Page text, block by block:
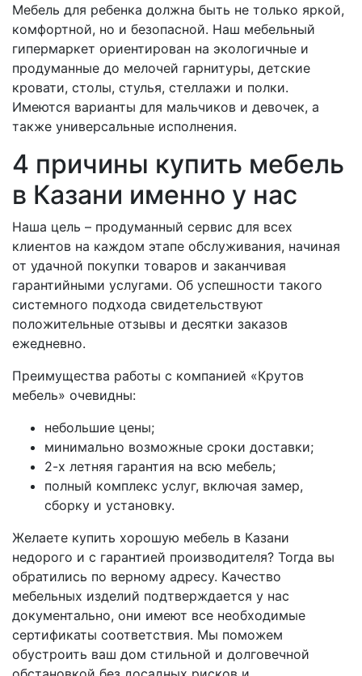
Мебель для ребенка должна быть не только яркой,
комфортной, но и безопасной. Наш мебельный
гипермаркет ориентирован на экологичные и
продуманные до мелочей гарнитуры, детские
кровати, столы, стулья, стеллажи и полки.
Имеются варианты для мальчиков и девочек, а
также универсальные исполнения.
4 причины купить мебель
в Казани именно у нас
Наша цель – продуманный сервис для всех
клиентов на каждом этапе обслуживания, начиная
от удачной покупки товаров и заканчивая
гарантийными услугами. Об успешности такого
системного подхода свидетельствуют
положительные отзывы и десятки заказов
ежедневно.
Преимущества работы с компанией «Крутов
мебель» очевидны:
небольшие цены;
минимально возможные сроки доставки;
2-х летняя гарантия на всю мебель;
полный комплекс услуг, включая замер,
сборку и установку.
Желаете купить хорошую мебель в Казани
недорого и с гарантией производителя? Тогда вы
обратились по верному адресу. Качество
мебельных изделий подтверждается у нас
документально, они имеют все необходимые
сертификаты соответствия. Мы поможем
обустроить ваш дом стильной и долговечной